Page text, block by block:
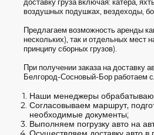
доставку груза включая: катера,
воздушных подушках, вездеходы,
Предлагаем возможность аренды
нескольких), так и отдельных мест
принципу сборных грузов).
При получении заказа на доставку
Белгород-Сосновый-Бор работаем
Наши менеджеры
Согласовываем маршрут,
необходимые документы;
Выполняем погрузку авто на